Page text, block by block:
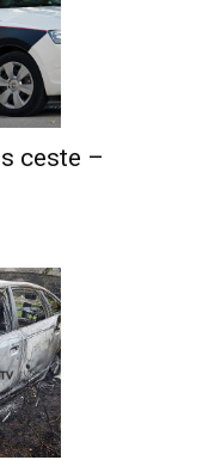
ceste –